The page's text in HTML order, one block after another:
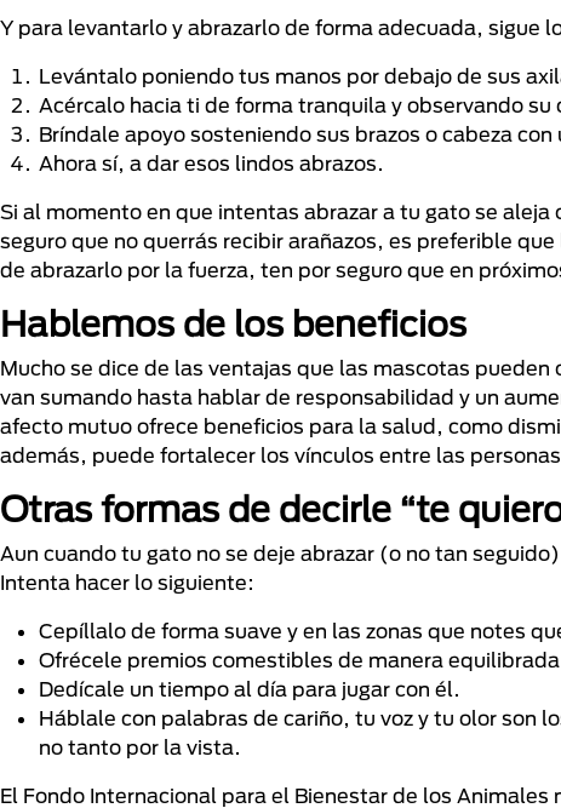
Y para levantarlo y abrazarlo de forma adecuada, sigue
Levántalo poniendo tus manos por debajo de sus
Acércalo hacia ti de forma tranquila y observando su
Bríndale apoyo sosteniendo sus brazos o cabeza
Ahora sí, a dar esos lindos abrazos.
Si al momento en que intentas abrazar a tu gato se
seguro que no querrás recibir arañazos, es preferible
de abrazarlo por la fuerza, ten por seguro que en
Hablemos de los beneficios
Mucho se dice de las ventajas que las mascotas
van sumando hasta hablar de responsabilidad y un
afecto mutuo ofrece beneficios para la salud, como
además, puede fortalecer los vínculos entre las
Otras formas de decirle “te
Aun cuando tu gato no se deje abrazar (o no tan
Intenta hacer lo siguiente:
Cepíllalo de forma suave y en las zonas que notes
Ofrécele premios comestibles de manera
Dedícale un tiempo al día para jugar con él.
Háblale con palabras de cariño, tu voz y tu olor son
no tanto por la vista.
El Fondo Internacional para el Bienestar de los